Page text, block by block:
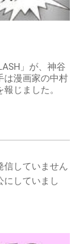
」が、神谷
は漫画家の中村
じました。
信していません
にしていまし